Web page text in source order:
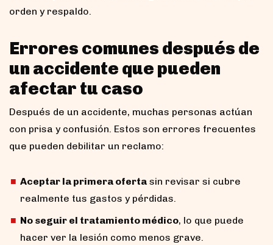
orden y respaldo.
Errores comunes después de
un accidente que pueden
afectar tu caso
Después de un accidente, muchas personas actúan
con prisa y confusión. Estos son errores frecuentes
que pueden debilitar un reclamo:
Aceptar la primera oferta sin revisar si cubre
realmente tus gastos y pérdidas.
No seguir el tratamiento médico, lo que puede
hacer ver la lesión como menos grave.